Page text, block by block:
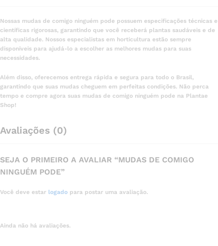
Nossas mudas de comigo ninguém pode possuem especificações técnicas e
científicas rigorosas, garantindo que você receberá plantas saudáveis e de
alta qualidade. Nossos especialistas em horticultura estão sempre
disponíveis para ajudá-lo a escolher as melhores mudas para suas
necessidades.
Além disso, oferecemos entrega rápida e segura para todo o Brasil,
garantindo que suas mudas cheguem em perfeitas condições. Não perca
tempo e compre agora suas mudas de comigo ninguém pode na Plantae
Shop!
Avaliações (0)
SEJA O PRIMEIRO A AVALIAR “MUDAS DE COMIGO
NINGUÉM PODE”
Você deve estar logado para postar uma avaliação.
Ainda não há avaliações.